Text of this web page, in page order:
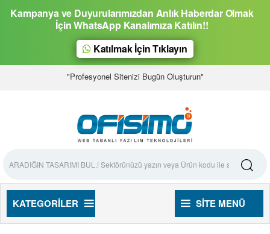
Kampanya ve Duyurularımızdan Anlık Haberdar Olmak
İçin WhatsApp Kanalımıza Katılın!!
Katılmak İçin Tıklayın
"Profesyonel Sitenizi Bugün Oluşturun"
KATEGORILER SITE MENÜ